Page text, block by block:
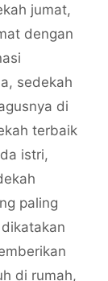
jumat,
dengan
, sedekah
di
terbaik
istri,
paling
di rumah,